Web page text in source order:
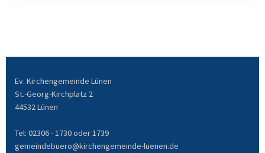
Ev. Kirchengemeinde Lünen
St.-Georg-Kirchplatz 2
44532 Lünen
Tel: 02306 - 1730 oder 1739
gemeindebuero@kirchengemeinde-luenen.de